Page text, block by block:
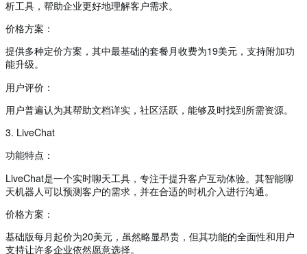
析工具，帮助企业更好地理解客户需求。
价格方案：
提供多种定价方案，其中最基础的套餐月收费为19美元，支持附加功
能升级。
用户评价：
用户普遍认为其帮助文档详实，社区活跃，能够及时找到所需资源。
3. LiveChat
功能特点：
LiveChat是一个实时聊天工具，专注于提升客户互动体验。其智能聊
天机器人可以预测客户的需求，并在合适的时机介入进行沟通。
价格方案：
基础版每月起价为20美元，虽然略显昂贵，但其功能的全面性和用户
支持让许多企业依然愿意选择。